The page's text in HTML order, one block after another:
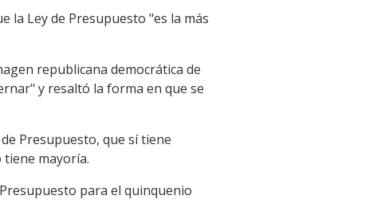
la Ley de Presupuesto "es la más
republicana democrática de
y resaltó la forma en que se
Presupuesto, que sí tiene
tiene mayoría.
para el quinquenio